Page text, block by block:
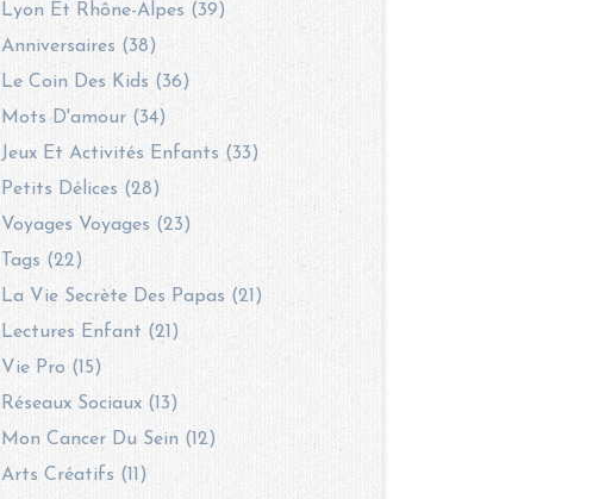
Lyon Et Rhône-Alpes (39)
Anniversaires (38)
Le Coin Des Kids (36)
Mots D'amour (34)
Jeux Et Activités Enfants (33)
Petits Délices (28)
Voyages Voyages (23)
Tags (22)
La Vie Secrète Des Papas (21)
Lectures Enfant (21)
Vie Pro (15)
Réseaux Sociaux (13)
Mon Cancer Du Sein (12)
Arts Créatifs (11)